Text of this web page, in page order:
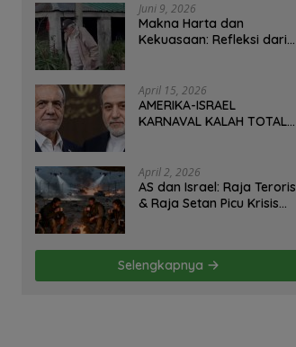
Juni 9, 2026
Makna Harta dan
Kekuasaan: Refleksi dari
Uruguay Oleh: Hasan
Basri Siregar, Redaktur
Utomo News, Rubrik: Opini
April 15, 2026
AMERIKA-ISRAEL
KARNAVAL KALAH TOTAL
Strategi Gagal! – Oleh;
Hasan Basri Siregar.
April 2, 2026
AS dan Israel: Raja Teroris
& Raja Setan Picu Krisis
Basri Siregar, ketua JWI
DS.
Selengkapnya